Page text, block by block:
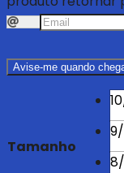
Avise-me quando
Tamanho